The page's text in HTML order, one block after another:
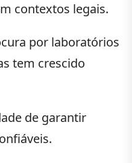
contextos legais.
por laboratórios
tem crescido
de garantir